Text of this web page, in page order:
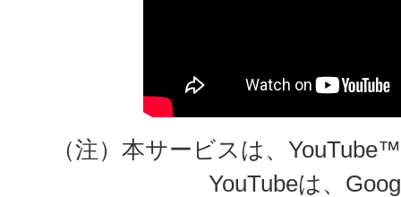
（注）本サービスは、
YouTubeは、